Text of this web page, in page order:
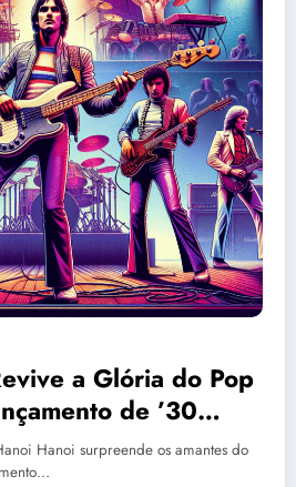
a Glória do Pop
de ’30
– Ao Vivo’
Hanoi surpreende os amantes do